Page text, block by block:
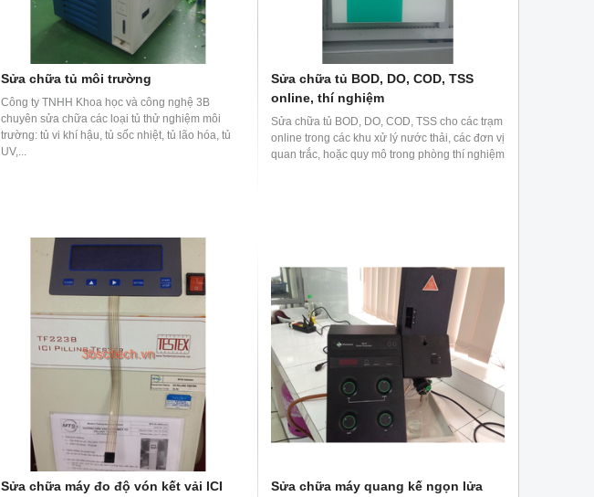
Sửa chữa tủ môi trường
Công ty TNHH Khoa học và công nghệ 3B
chuyên sửa chữa các loại tủ thử nghiệm môi
trường: tủ vi khí hậu, tủ sốc nhiệt, tủ lão hóa, tủ
UV,...
Sửa chữa tủ BOD, DO, COD, TSS
online, thí nghiệm
Sửa chữa tủ BOD, DO, COD, TSS cho các trạm
online trong các khu xử lý nước thải, các đơn vị
quan trắc, hoặc quy mô trong phòng thí nghiệm
Sửa chữa máy đo độ vón kết vải ICI
Sửa chữa máy quang kế ngọn lửa